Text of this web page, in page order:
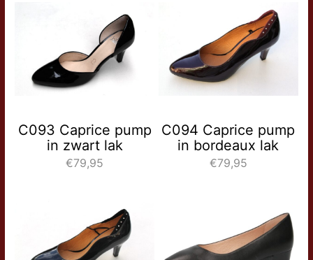
C093 Caprice pump
in zwart lak
€79,95
C094 Caprice pump
in bordeaux lak
€79,95